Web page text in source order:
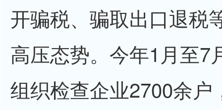
开骗税、骗取出口退税
高压态势。今年1月至7
组织检查企业2700余